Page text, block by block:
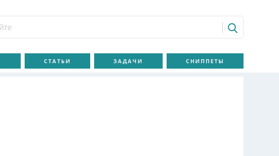
СТАТЬИ ЗАДАЧИ СНИППЕТЫ